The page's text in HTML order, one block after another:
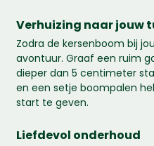
Verhuizing naar jouw
Zodra de kersenboom bij
avontuur. Graaf een ruim
dieper dan 5 centimeter
en een setje boompalen
start te geven.
Liefdevol onderhoud